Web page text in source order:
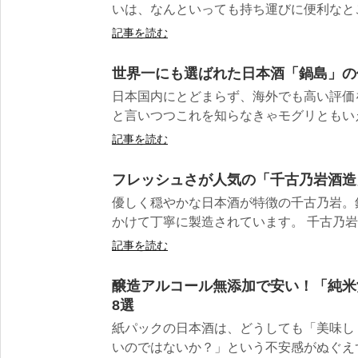
いは、なんといっても持ち運びに便利な
記事を読む
世界一にも選ばれた日本酒「鍋島」
日本国内にとどまらず、海外でも高い評
と言いつつこれを知らなきゃモグリとも
記事を読む
フレッシュさが人気の「千古乃岩酒
優しく穏やかな日本酒が特徴の千古乃岩
かけて丁寧に製造されています。 千古乃
記事を読む
醸造アルコール無添加で安い！「純
8選
紙パックの日本酒は、どうしても「美味
いのではないか？」という不安感がぬぐ